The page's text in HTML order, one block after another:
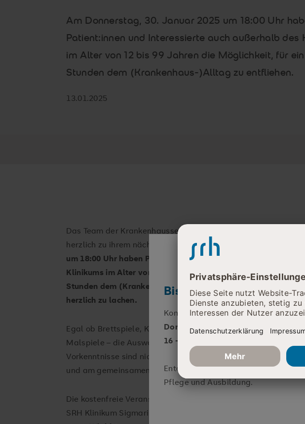
Bist DU bereit?
Komm zurKARRIERENACHT
Donnerstag, 17. September 2026
16 - 21 Uhr
Entdecke echte Karrierechancen für
Pflege und Ausbildung.
Am Donnerstag, 30. Januar 2025 um 18:00 Uhr
Patient:innen und Interessierte auch außerhalb des
im Alter von 12 bis 99 Jahren die Möglichkeit, für
Stunden dem (Krankenhaus-)Alltag zu entfliehen.
13.01.2025
Das Team der Krankenhausseelsorge im SRH Klinikum
herzlich zu ihrem nächsten Spieleabend ein.
um 18:00 Uhr haben Patient:innen und Interessierte auch
Klinikums im Alter von 12 bis 99 Jahren die Möglichkeit, für
Stunden dem (Krankenhaus-)Alltag zu entfliehen und in netter
herzlich zu lachen.
Egal ob Brettspiele, Kartenspiele, Würfelspiele oder kreative
Malspiele – die Auswahl ist vielfältig und Spiele sind zahlreich
Vorkenntnisse sind nicht erforderlich. Wichtig ist allein die
und am gemeinsamen Miteinander.
Die kostenfreie Veranstaltung findet im Büro der
SRH Klinikum Sigmaringen (Hohenzollernstraße 40, 72488